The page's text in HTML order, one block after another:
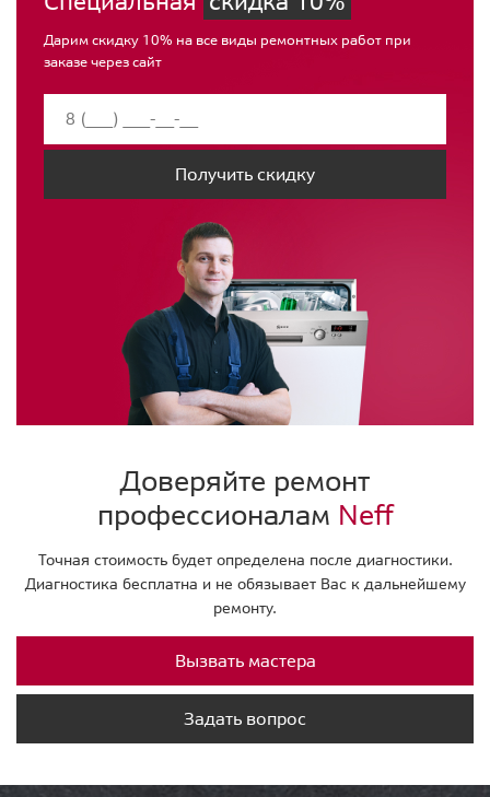
Дарим скидку 10% на все виды ремонтных работ при
заказе через сайт
Получить скидку
Доверяйте ремонт
профессионалам Neff
Точная стоимость будет определена после диагностики.
Диагностика бесплатна и не обязывает Вас к дальнейшему
ремонту.
Вызвать мастера
Задать вопрос